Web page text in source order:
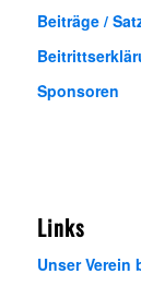
Beiträge /
Sponsoren
Links
Unser Verein